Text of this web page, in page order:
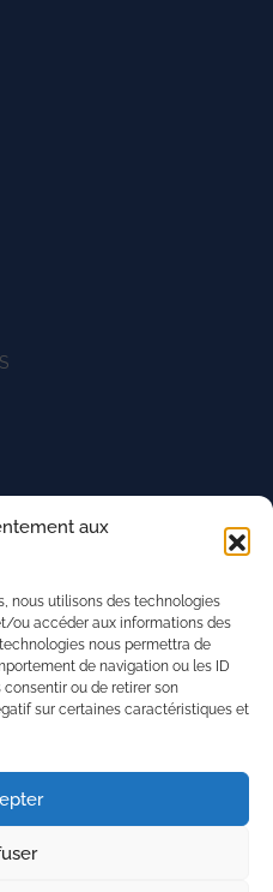
aux
nous utilisons des technologies
ou accéder aux informations des
nous permettra de
de navigation ou les ID
ou de retirer son
sur certaines caractéristiques et
mancelle